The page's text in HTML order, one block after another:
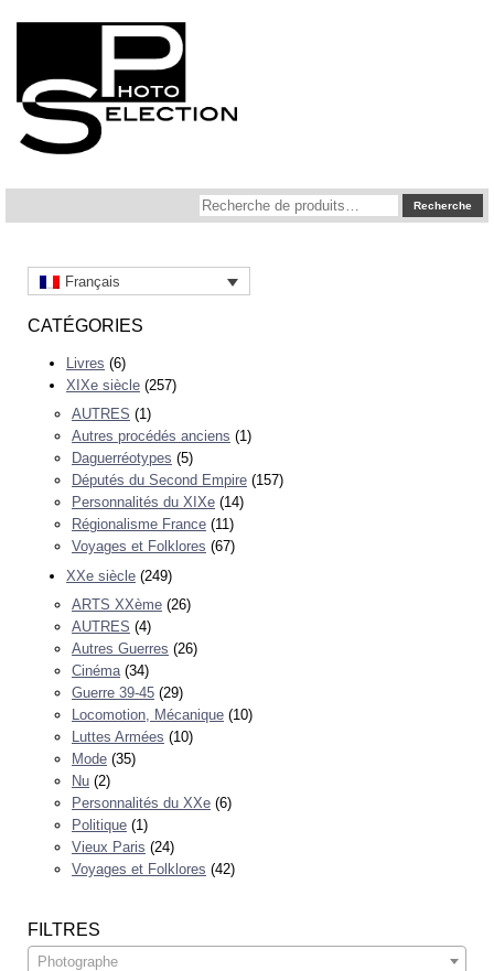
Recherche
pour :
Recherche
Français
CATÉGORIES
Livres (6)
XIXe siècle (257)
AUTRES (1)
Autres procédés anciens (1)
Daguerréotypes (5)
Députés du Second Empire (157)
Personnalités du XIXe (14)
Régionalisme France (11)
Voyages et Folklores (67)
XXe siècle (249)
ARTS XXème (26)
AUTRES (4)
Autres Guerres (26)
Cinéma (34)
Guerre 39-45 (29)
Locomotion, Mécanique (10)
Luttes Armées (10)
Mode (35)
Nu (2)
Personnalités du XXe (6)
Politique (1)
Vieux Paris (24)
Voyages et Folklores (42)
FILTRES
Photographe